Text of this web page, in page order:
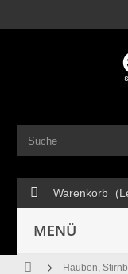
Warenkorb
MENÜ
Hauben,